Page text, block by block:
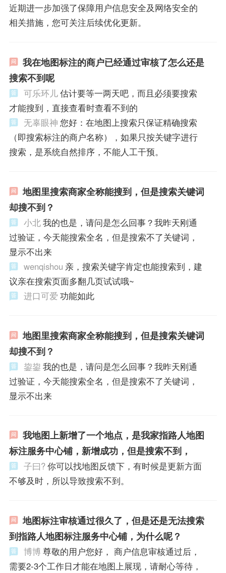
近期进一步加强了保障用户信息安全及网络安全的
相关措施，您可关注后续优化更新。
我在地图标注的商户已经通过审核了怎么还是
搜索不到呢
可乐环儿估计要等一两天吧，而且必须要搜索
才能搜到，直接查看时查看不到的
无辜眼神 您好：在地图上搜索只保证精确搜索
（即搜索标注的商户名称），如果只按关键字进行
搜索，是系统自然排序，不能人工干预。
地图里搜索商家全称能搜到，但是搜索关键词
却搜不到？
小北我的也是，请问是怎么回事？我昨天刚通
过验证，今天能搜索全名，但是搜索不了关键词，
显示不出来
wenqishou 亲，搜索关键字肯定也能搜索到，建
议亲在搜索页面多翻几页试试哦~
进口可爱 功能如此
地图里搜索商家全称能搜到，但是搜索关键词
却搜不到？
鋆鋆 我的也是，请问是怎么回事？我昨天刚通
过验证，今天能搜索全名，但是搜索不了关键词，
显示不出来
我地图上新增了一个地点，是我家指路人地图
标注服务中心铺，新增成功，但是搜索不到，
子曰?你可以找地图反馈下，有时候是更新方面
不够及时，所以导致搜索不到。
地图标注审核通过很久了，但是还是无法搜索
到指路人地图标注服务中心铺，为什么呢？
博博 尊敬的用户您好， 商户信息审核通过后，
需要2-3个工作日才能在地图上展现，请耐心等待，